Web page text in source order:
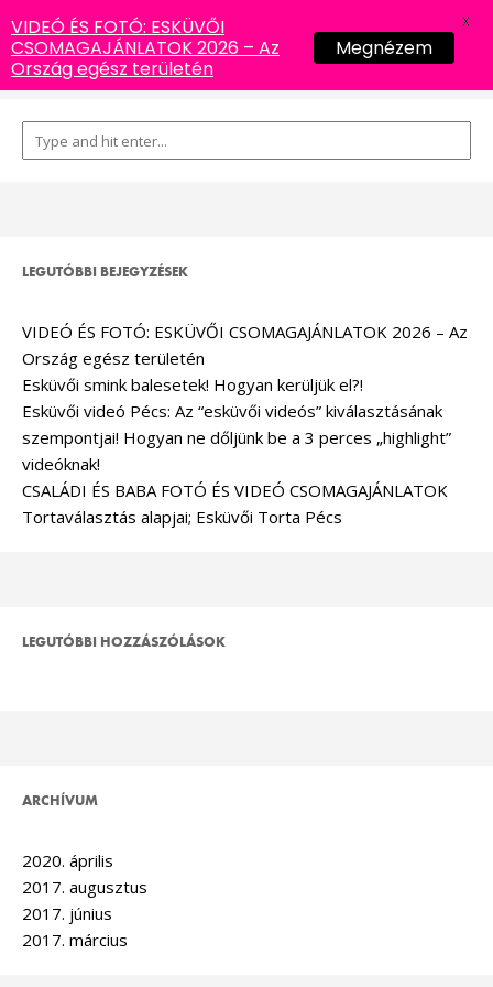
LEGUTÓBBI BEJEGYZÉSEK
VIDEÓ ÉS FOTÓ: ESKÜVŐI CSOMAGAJÁNLATOK 2026 – Az
Ország egész területén
Esküvői smink balesetek! Hogyan kerüljük el?!
Esküvői videó Pécs: Az “esküvői videós” kiválasztásának
szempontjai! Hogyan ne dőljünk be a 3 perces „highlight”
videóknak!
CSALÁDI ÉS BABA FOTÓ ÉS VIDEÓ CSOMAGAJÁNLATOK
Tortaválasztás alapjai; Esküvői Torta Pécs
LEGUTÓBBI HOZZÁSZÓLÁSOK
ARCHÍVUM
2020. április
2017. augusztus
2017. június
2017. március
VIDEÓ ÉS FOTÓ: ESKÜVŐI
CSOMAGAJÁNLATOK 2026 – Az
Ország egész területén
Megnézem
X